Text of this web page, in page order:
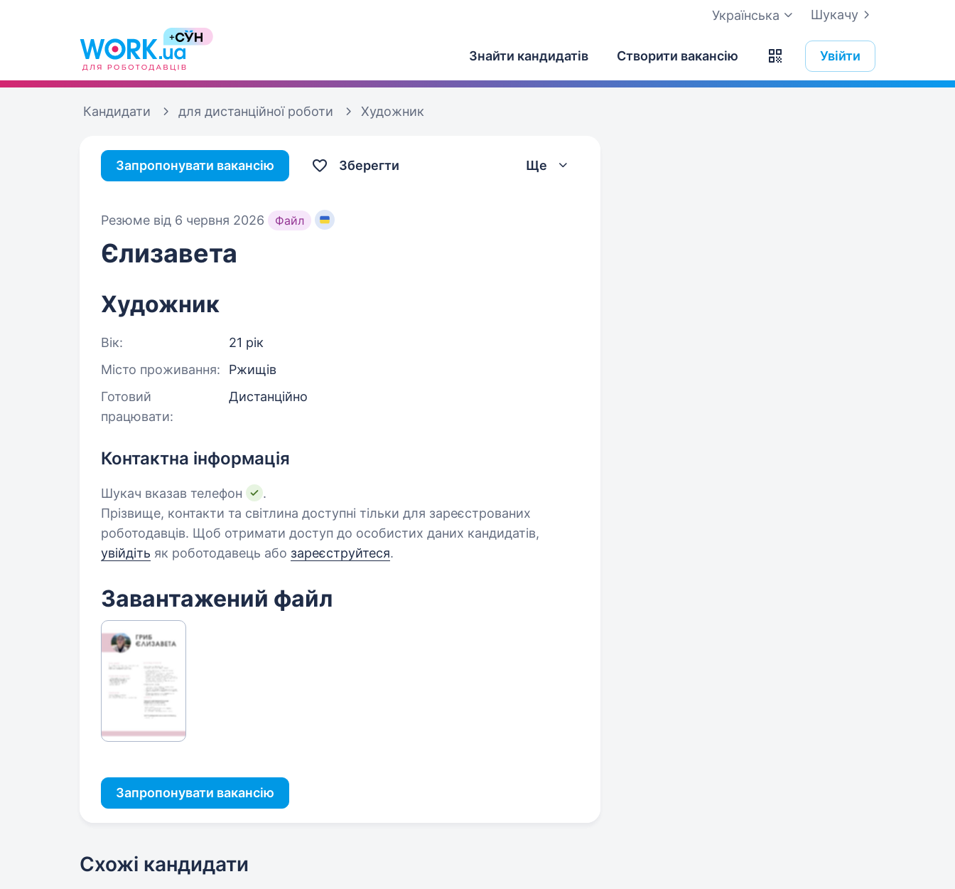
Шукачу
Українська
Знайти кандидатів Створити вакансію Увійти
Кандидати для дистанційної роботи Художник
Запропонувати вакансію Зберегти Ще
Резюме від 6 червня 2026 Файл
Єлизавета
Художник
Вік:
21 рік
Місто проживання:
Ржищів
Готовий
працювати:
Дистанційно
Контактна інформація
Шукач вказав телефон
.
Прізвище, контакти та світлина доступні тільки для зареєстрованих
роботодавців. Щоб отримати доступ до особистих даних кандидатів,
увійдіть як роботодавець або зареєструйтеся.
Завантажений файл
Запропонувати вакансію
Схожі кандидати